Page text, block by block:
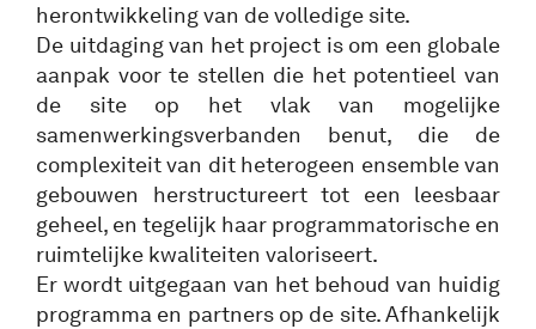
herontwikkeling van de volledige site.
De uitdaging van het project is om een globale
aanpak voor te stellen die het potentieel van
de site op het vlak van mogelijke
samenwerkingsverbanden benut, die de
complexiteit van dit heterogeen ensemble van
gebouwen herstructureert tot een leesbaar
geheel, en tegelijk haar programmatorische en
ruimtelijke kwaliteiten valoriseert.
Er wordt uitgegaan van het behoud van huidig
programma en partners op de site. Afhankelijk